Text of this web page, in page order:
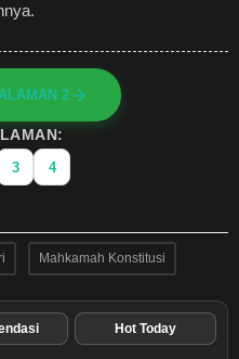
2
3 4
Mahkamah Konstitusi
Hot Today